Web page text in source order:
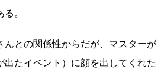
。
んとの関係性からだが、マスターが
出たイベント）に顔を出してくれた